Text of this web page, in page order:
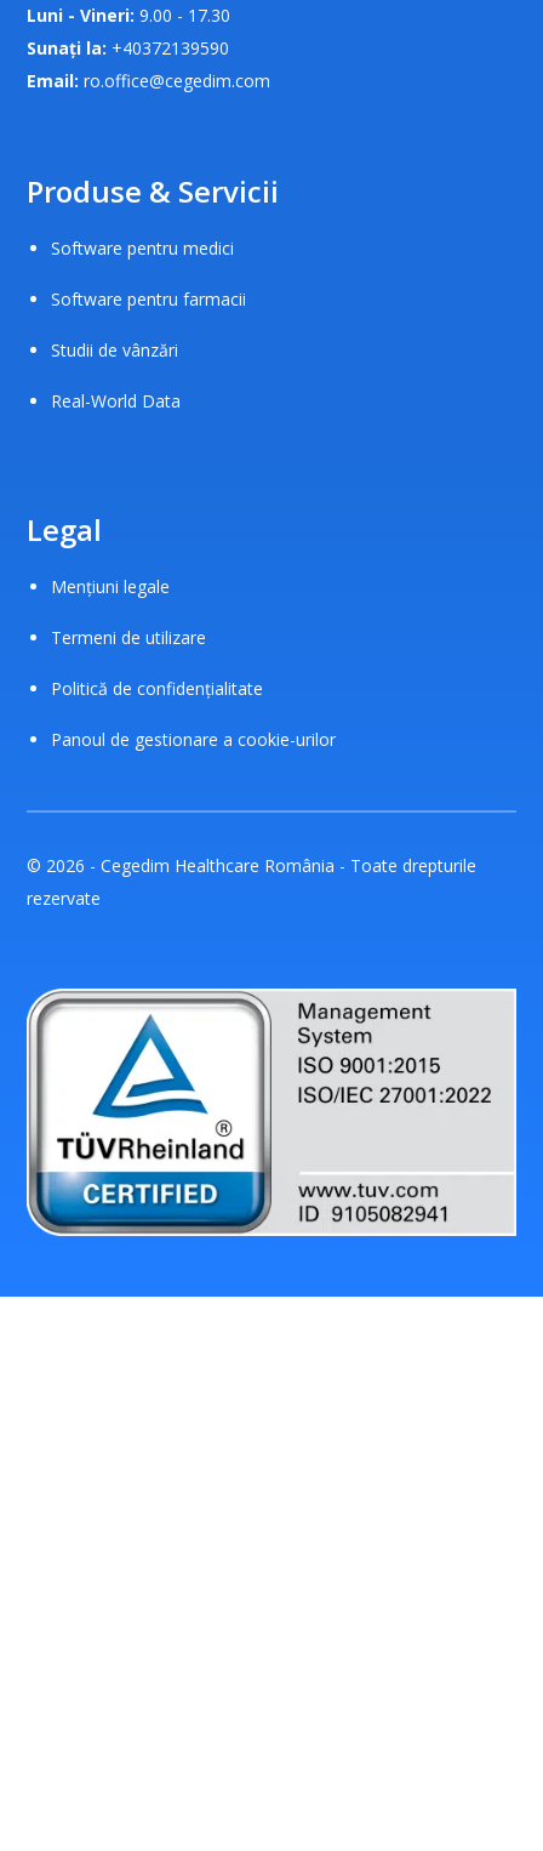
Luni - Vineri: 9.00 - 17.30
Sunați la: +40372139590
Email: ro.office@cegedim.com
Produse & Servicii
Software pentru medici
Software pentru farmacii
Studii de vânzări
Real-World Data
Legal
Mențiuni legale
Termeni de utilizare
Politică de confidențialitate
Panoul de gestionare a cookie-urilor
© 2026 - Cegedim Healthcare România - Toate drepturile
rezervate